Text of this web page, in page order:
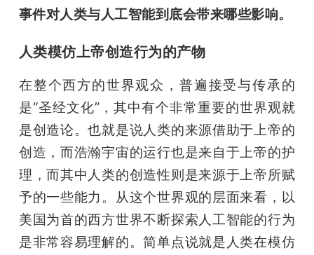
事件对人类与人工智能到底会带来哪些影响。
人类模仿上帝创造行为的产物
在整个西方的世界观众，普遍接受与传承的
是“圣经文化”，其中有个非常重要的世界观就
是创造论。也就是说人类的来源借助于上帝的
创造，而浩瀚宇宙的运行也是来自于上帝的护
理，而其中人类的创造性则是来源于上帝所赋
予的一些能力。从这个世界观的层面来看，以
美国为首的西方世界不断探索人工智能的行为
是非常容易理解的。简单点说就是人类在模仿